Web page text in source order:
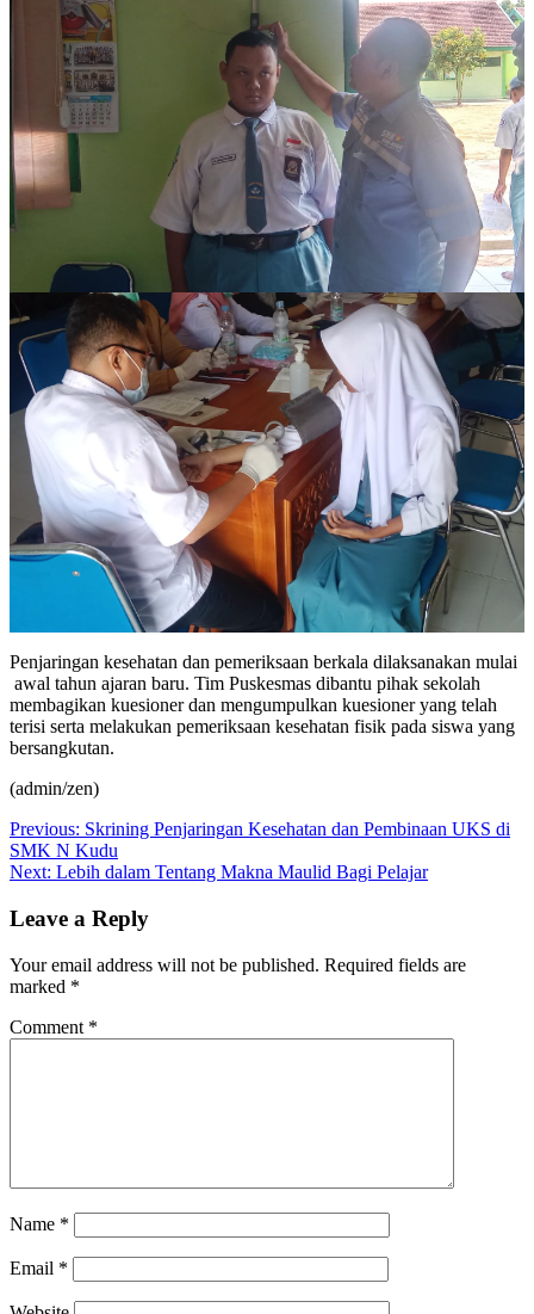
Penjaringan kesehatan dan pemeriksaan berkala dilaksanakan mulai
awal tahun ajaran baru. Tim Puskesmas dibantu pihak sekolah
membagikan kuesioner dan mengumpulkan kuesioner yang telah
terisi serta melakukan pemeriksaan kesehatan fisik pada siswa yang
bersangkutan.
(admin/zen)
Post
navigation
Previous: Skrining Penjaringan Kesehatan dan Pembinaan UKS di
SMK N Kudu
Next: Lebih dalam Tentang Makna Maulid Bagi Pelajar
Leave a Reply
Your email address will not be published. Required fields are
marked *
Comment *
Name *
Email *